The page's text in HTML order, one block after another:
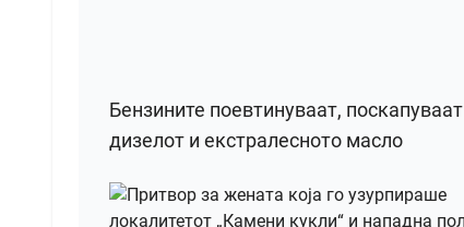
Бензините поевтинуваат, поскапуваат
дизелот и екстралесното масло